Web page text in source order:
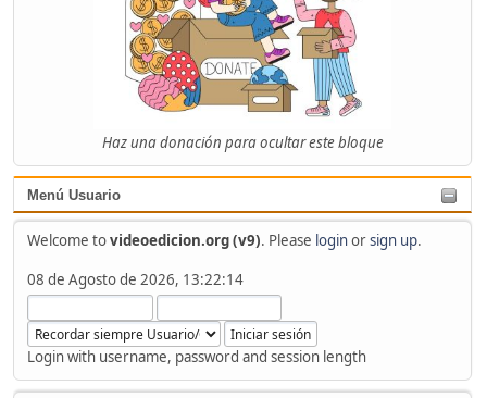
Haz una donación para ocultar este bloque
Menú Usuario
Welcome tovideoedicion.org (v9). Please loginorsign up.
08 de Agosto de 2026, 13:22:14
Login with username, password and session length